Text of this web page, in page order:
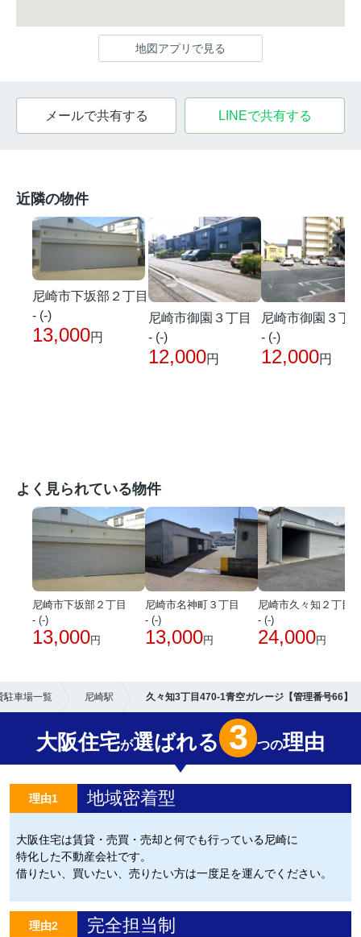
地図アプリで見る
メールで共有する LINEで共有する
近隣の物件
尼崎市下坂部２丁目
- (-)
13,000円
尼崎市御園３丁目
- (-)
12,000円
尼崎市御園３丁
- (-)
12,000円
よく見られている物件
尼崎市下坂部２丁目
- (-)
13,000円
尼崎市名神町３丁目
- (-)
13,000円
尼崎市久々知２丁目
- (-)
24,000円
駐車場一覧 尼崎駅 久々知3丁目470-1青空ガレージ【管理番号66】
大阪住宅が選ばれる 3 つの理由
理由1 地域密着型
大阪住宅は賃貸・売買・売却と何でも行っている尼崎に
特化した不動産会社です。
借りたい、買いたい、売りたい方は一度足を運んでください。
理由2 完全担当制